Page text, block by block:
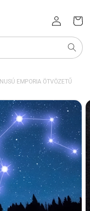
Bejelentkezés
kosara
EMPORIA ÖTVÖZETŰ